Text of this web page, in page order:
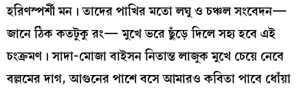
হরিণস্পর্শী মন। তাদের পাখির মতো লঘু ও চঞ্চল সংবেদন—
জানে ঠিক কতটুকু রং— মুখে ভরে ছুঁড়ে দিলে সহ্য হবে এই
চংক্রমণ। সাদা-মোজা বাইসন নিতান্ত লাজুক মুখে চেয়ে নেবে
বল্লমের দাগ, আগুনের পাশে বসে আমারও কবিতা পাবে ধোঁয়া